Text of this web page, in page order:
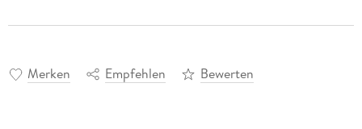
Merken Empfehlen Bewerten